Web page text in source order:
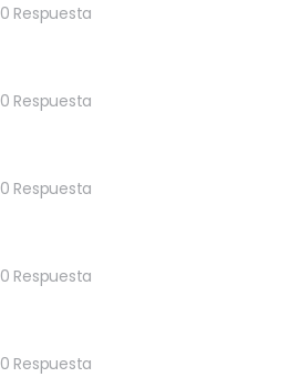
0 Respuesta
0 Respuesta
0 Respuesta
0 Respuesta
0 Respuesta